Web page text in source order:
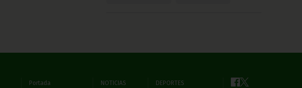
Portada NOTICIAS DEPORTES